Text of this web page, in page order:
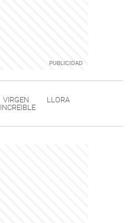
VIRGEN
LLORA
INCREIBLE